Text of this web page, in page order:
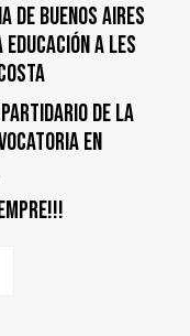
de Buenos Aires
a les
partidario de la
en